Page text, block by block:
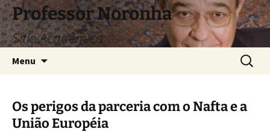
Pular
para
o
conteúdo
Professor Noronha
Sítio Acadêmico
Menu
por:
Os perigos da parceria com o Nafta e a
União Européia